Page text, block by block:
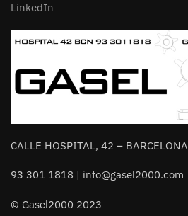
LinkedIn
CALLE HOSPITAL, 42 – BARCELONA
93 301 1818 | info@gasel2000.com
© Gasel2000 2023